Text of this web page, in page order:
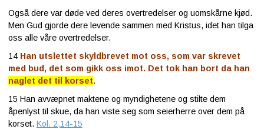
Også dere var døde ved deres overtredelser og uomskårne kjød.
Men Gud gjorde dere levende sammen med Kristus, idet han tilga
oss alle våre overtredelser.
14 Han utslettet skyldbrevet mot oss, som var skrevet
med bud, det som gikk oss imot. Det tok han bort da han
naglet det til korset.
15 Han avvæpnet maktene og myndighetene og stilte dem
åpenlyst til skue, da han viste seg som seierherre over dem på
korset. Kol. 2,14-15